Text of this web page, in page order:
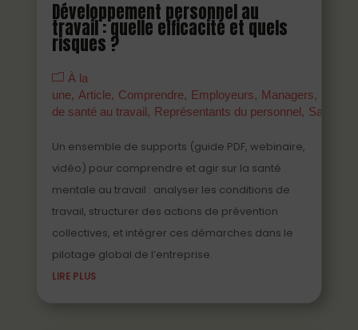
Développement personnel au
travail : quelle efficacité et quels
risques ?
À la
une
Article Comprendre Employeurs Managers
de santé au travail
Représentants du personnel Salariés
Un ensemble de supports (guide PDF, webinaire,
vidéo) pour comprendre et agir sur la santé
mentale au travail : analyser les conditions de
travail, structurer des actions de prévention
collectives, et intégrer ces démarches dans le
pilotage global de l’entreprise.
LIRE PLUS